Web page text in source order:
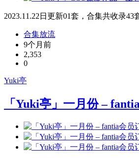
2023.11.22日更新01套，合集共收录43
合集放流
9个月前
2,353
0
Yuki亭
「Yuki亭」一月份 –